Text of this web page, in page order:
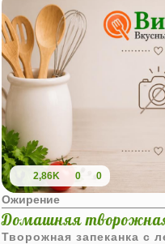
2,86K 0 0
Ожирение
Домашняя
Творожная запеканка с